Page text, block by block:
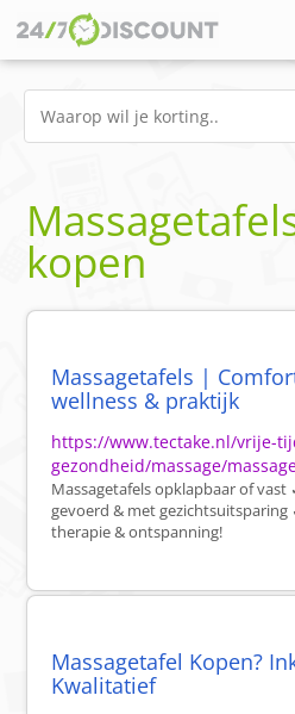
kopen
Massagetafels |
wellness & praktijk
https://www.tectake.nl/vrije-
gezondheid/massage/
Massagetafels opklapbaar of
gevoerd & met
therapie & ontspanning!
Massagetafel Kopen?
Kwalitatief